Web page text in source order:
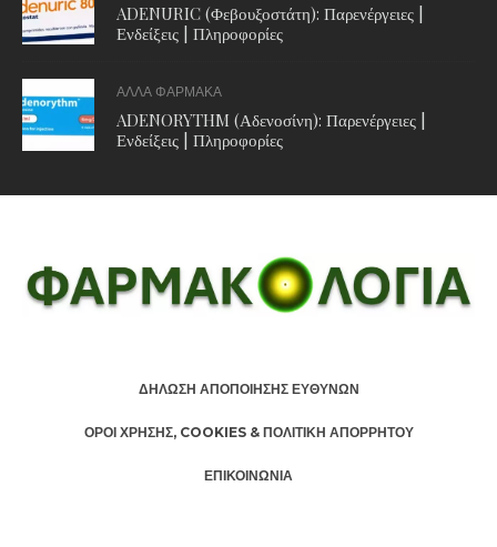
ADENURIC (Φεβουξοστάτη): Παρενέργειες |
Ενδείξεις | Πληροφορίες
ΑΛΛΑ ΦΑΡΜΑΚΑ
ADENORYTHM (Αδενοσίνη): Παρενέργειες |
Ενδείξεις | Πληροφορίες
ΔΗΛΩΣΗ ΑΠΟΠΟΙΗΣΗΣ ΕΥΘΥΝΩΝ
ΟΡΟΙ ΧΡΗΣΗΣ, COOKIES & ΠΟΛΙΤΙΚΗ ΑΠΟΡΡΗΤΟΥ
ΕΠΙΚΟΙΝΩΝΙΑ